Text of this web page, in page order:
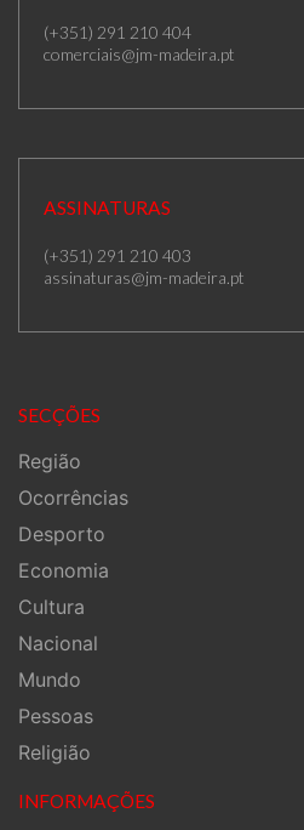
(+351) 291 210 404
comerciais@jm-madeira.pt
ASSINATURAS
(+351) 291 210 403
assinaturas@jm-madeira.pt
SECÇÕES
Região
Ocorrências
Desporto
Economia
Cultura
Nacional
Mundo
Pessoas
Religião
INFORMAÇÕES